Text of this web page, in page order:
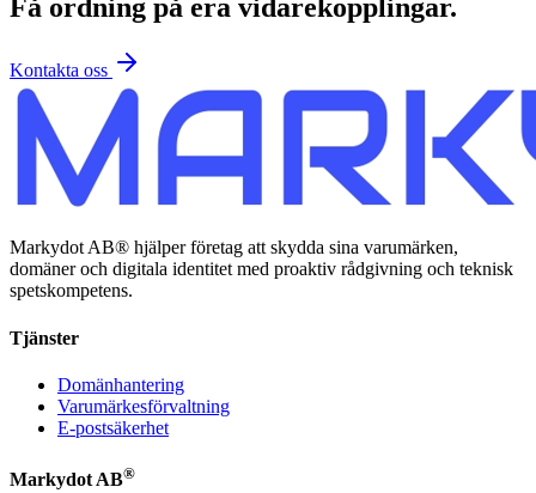
Få ordning på era vidarekopplingar.
Kontakta oss
Markydot AB® hjälper företag att skydda sina varumärken,
domäner och digitala identitet med proaktiv rådgivning och teknisk
spetskompetens.
Tjänster
Domänhantering
Varumärkesförvaltning
E-postsäkerhet
Markydot AB®